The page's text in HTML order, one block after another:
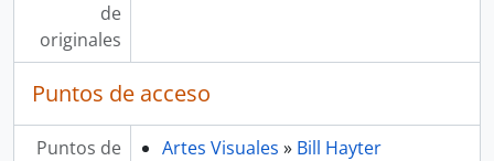
de
originales
Puntos de acceso
Puntos de
Artes Visuales » Bill Hayter